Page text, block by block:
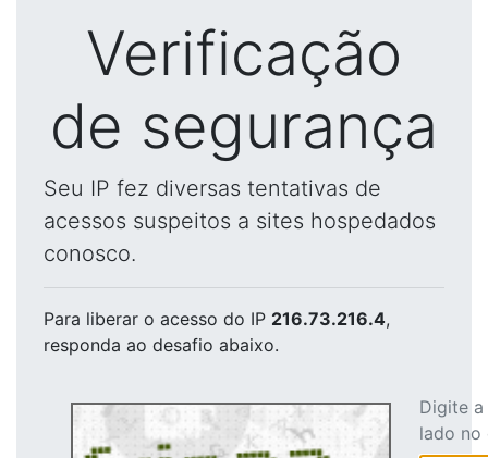
Verificação
de segurança
Seu IP fez diversas tentativas de
acessos suspeitos a sites hospedados
conosco.
Para liberar o acesso do IP 216.73.216.4,
responda ao desafio abaixo.
Digite
lado no